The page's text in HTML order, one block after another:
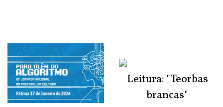
Leitura: "Teorbas
brancas"